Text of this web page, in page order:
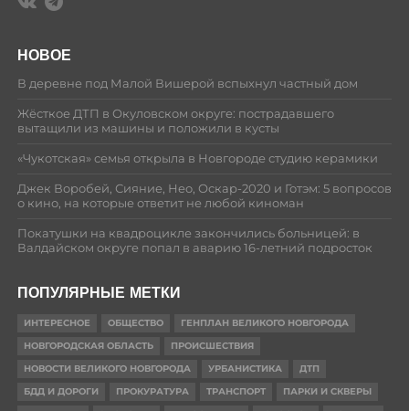
НОВОЕ
В деревне под Малой Вишерой вспыхнул частный дом
Жёсткое ДТП в Окуловском округе: пострадавшего
вытащили из машины и положили в кусты
«Чукотская» семья открыла в Новгороде студию керамики
Джек Воробей, Сияние, Нео, Оскар-2020 и Готэм: 5 вопросов
о кино, на которые ответит не любой киноман
Покатушки на квадроцикле закончились больницей: в
Валдайском округе попал в аварию 16-летний подросток
ПОПУЛЯРНЫЕ МЕТКИ
ИНТЕРЕСНОЕ ОБЩЕСТВО
ГЕНПЛАН ВЕЛИКОГО НОВГОРОДА
НОВГОРОДСКАЯ ОБЛАСТЬ
ПРОИСШЕСТВИЯ
НОВОСТИ ВЕЛИКОГО НОВГОРОДА
УРБАНИСТИКА
ДТП
БДД И ДОРОГИ
ПРОКУРАТУРА ТРАНСПОРТ
ПАРКИ И СКВЕРЫ